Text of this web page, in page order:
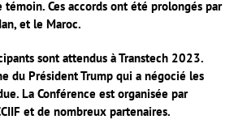
témoin. Ces accords ont été prolongés par
et le Maroc.
sont attendus à Transtech 2023.
du Président Trump qui a négocié les
La Conférence est organisée par
et de nombreux partenaires.